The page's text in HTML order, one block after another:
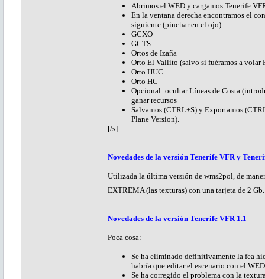
Abrimos el WED y cargamos Tenerife
En la ventana derecha encontramos el
siguiente (pinchar en el ojo):
GCXO
GCTS
Ortos de Izaña
Orto El Vallito (salvo si fuéramos a volar
Orto HUC
Orto HC
Opcional: ocultar Líneas de Costa
ganar recursos
Salvamos (CTRL+S) y Exportamos
Plane Version).
[/s]
Novedades de la versión Tenerife VFR y
Utilizada la última versión de wms2pol, de
EXTREMA (las texturas) con una tarjeta de 2
Novedades de la versión Tenerife VFR 1.1
Poca cosa:
Se ha eliminado definitivamente la fea
habría que editar el escenario con el
Se ha corregido el problema con la